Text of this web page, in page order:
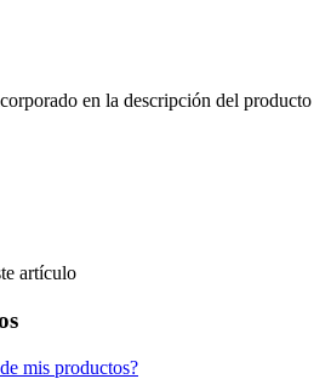
en la descripción del producto
artículo
mis productos?